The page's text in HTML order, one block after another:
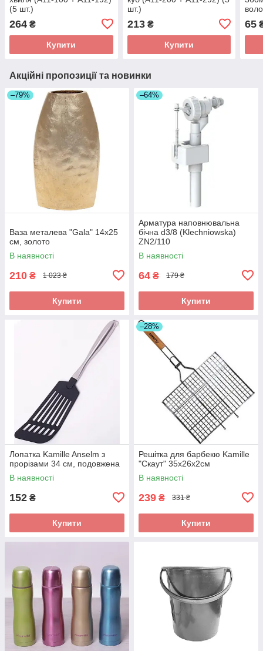
(5 шт.)
264 ₴
Купити
шт.)
213₴
Купити
65
Акційні пропозиції та новинки
–79%
Ваза металева "Gala" 14x25
см, золото
В наявності
210 ₴ 1 023 ₴
Купити
–64%
Арматура наповнювальна
бічна d3/8 (Klechniowska)
ZN2/110
В наявності
64 ₴ 179 ₴
Купити
Лопатка Kamille Anselm з
прорізами 34 см, подовжена
В наявності
152 ₴
Купити
–28%
Решітка для барбекю Kamille
"Скаут" 35х26х2см
В наявності
239 ₴ 331 ₴
Купити